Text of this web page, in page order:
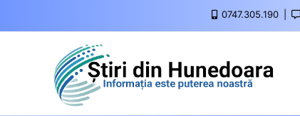
0747.305.190